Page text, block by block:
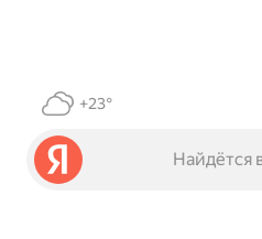
+23°
Найдётся